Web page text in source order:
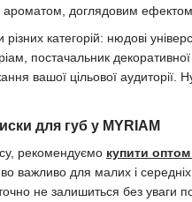
доглядовим ефектом і
категорій: нюдові
постачальник декоративної
вашої цільової аудиторії.
для губ у MYRIAM
рекомендуємо купити
важливо для малих і
не залишиться без уваги